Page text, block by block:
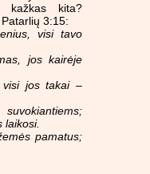
kažkas kita?
3:15:
visi tavo
jos kairėje
jos takai –
laikosi.
pamatus;